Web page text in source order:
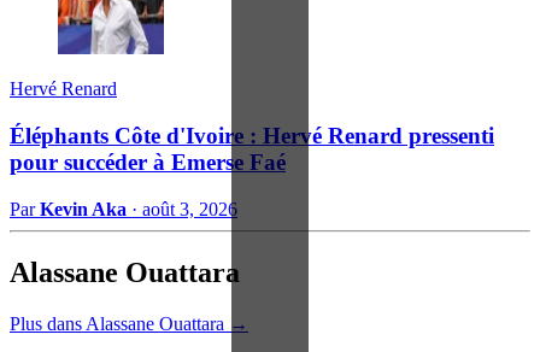
Hervé Renard
Éléphants Côte d'Ivoire : Hervé Renard pressenti
pour succéder à Emerse Faé
ParKevin Aka · août 3, 2026
Alassane Ouattara
Plus dans Alassane Ouattara →